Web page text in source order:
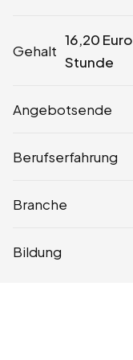
Gehalt
16,20 Euro
Stunde
Angebotsende
Berufserfahrung
Branche
Bildung